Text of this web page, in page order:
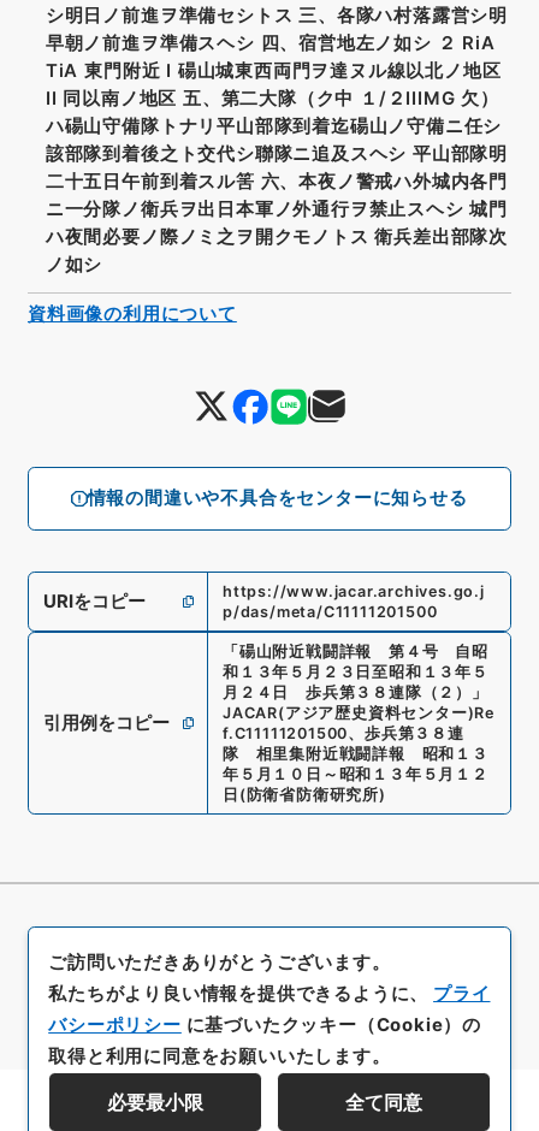
情報の間違いや不具合をセンターに知らせる
シ明日ノ前進ヲ準備セシトス 三、各隊ハ村落露営シ明
早朝ノ前進ヲ準備スヘシ 四、宿営地左ノ如シ ２ RiA
TiA 東門附近 I 碭山城東西両門ヲ達ヌル線以北ノ地区
II 同以南ノ地区 五、第二大隊（ク中 １/２IIIMG 欠）
ハ碭山守備隊トナリ平山部隊到着迄碭山ノ守備ニ任シ
該部隊到着後之ト交代シ聯隊ニ追及スヘシ 平山部隊明
二十五日午前到着スル筈 六、本夜ノ警戒ハ外城内各門
ニ一分隊ノ衛兵ヲ出日本軍ノ外通行ヲ禁止スヘシ 城門
ハ夜間必要ノ際ノミ之ヲ開クモノトス 衛兵差出部隊次
ノ如シ
URIをコピー
https://www.jacar.archives.go.j
p/das/meta/C11111201500
引用例をコピー
「 碭山附近戦闘詳報 第４号 自昭
和１３年５月２３日至昭和１３年５
月２４日 歩兵第３８連隊（２）
」
JACAR(アジア歴史資料センター)Re
f.C11111201500、 歩兵第３８連
隊 相里集附近戦闘詳報 昭和１３
年５月１０日～昭和１３年５月１２
日 ( 防衛省防衛研究所)
資料画像の利用について
ご訪問いただきありがとうございます。
私たちがより良い情報を提供できるように、 プライ
バシーポリシー に基づいたクッキー（Cookie）の
取得と利用に同意をお願いいたします。
必要最小限 全て同意